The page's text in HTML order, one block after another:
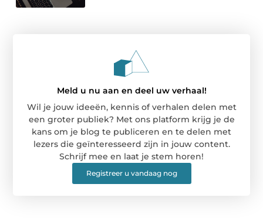
Meld u nu aan en deel uw verhaal!
Wil je jouw ideeën, kennis of verhalen delen met
een groter publiek? Met ons platform krijg je de
kans om je blog te publiceren en te delen met
lezers die geïnteresseerd zijn in jouw content.
Schrijf mee en laat je stem horen!
Registreer u vandaag nog